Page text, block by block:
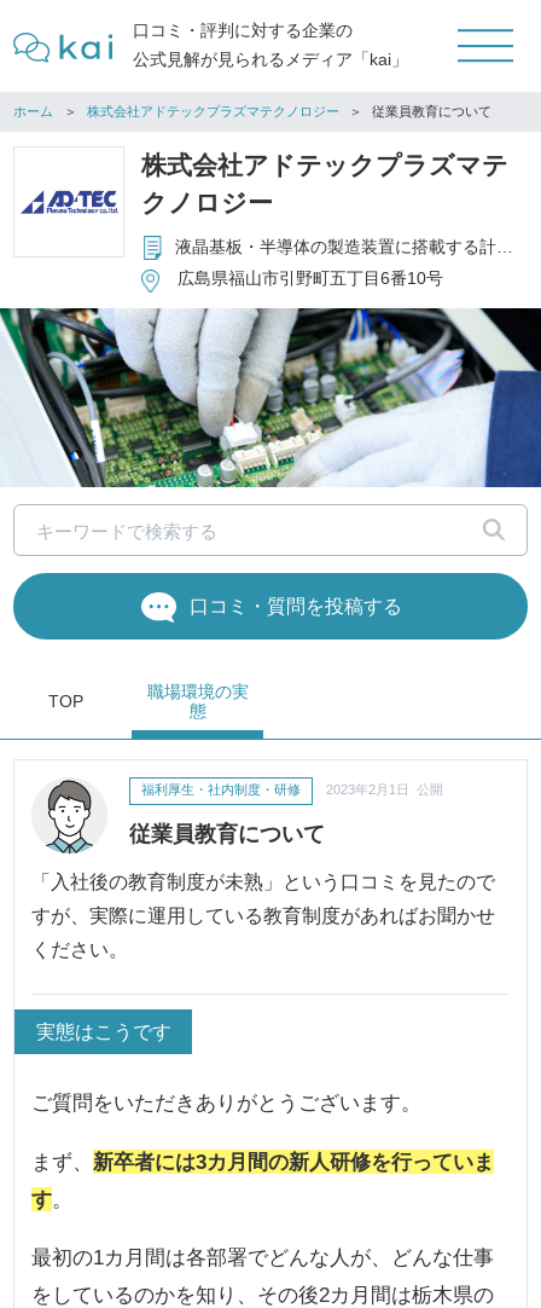
口コミ・評判に対する企業の
公式見解が見られるメディア「kai」
ホーム 株式会社アドテックプラズマテクノロジー 従業員教育について
株式会社アドテックプラズマテ
クノロジー
液晶基板・半導体の製造装置に搭載する計測器等の設計、製造、販売及び技術サービスの提供
広島県福山市引野町五丁目6番10号
口コミ・質問を投稿する
TOP
職場環境の実
態
従業員教育について
福利厚生・社内制度・研修 2023年2月1日 公開
「入社後の教育制度が未熟」という口コミを見たので
すが、実際に運用している教育制度があればお聞かせ
ください。
実態はこうです
ご質問をいただきありがとうございます。
まず、 新卒者には3カ月間の新人研修を行っていま
す。
最初の1カ月間は各部署でどんな人が、どんな仕事
をしているのかを知り、その後2カ月間は栃木県の